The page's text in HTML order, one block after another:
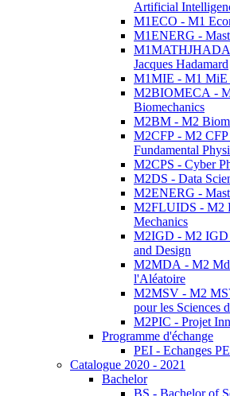
Artificial
M1ECO - M1
M1ENERG -
M1MATHJHADA
Jacques Hadamard
M1MIE - M1 MiE
M2BIOMECA -
Biomechanics
M2BM - M2
M2CFP - M2 CFP
Fundamental
M2CPS - Cyber
M2DS - Data
M2ENERG -
M2FLUIDS - M2
Mechanics
M2IGD - M2 IGD
and Design
M2MDA - M2
l'Aléatoire
M2MSV - M2
pour les Sciences
M2PIC - Projet
Programme d'échange
PEI - Echanges
Catalogue 2020 - 2021
Bachelor
BS - Bachelor of